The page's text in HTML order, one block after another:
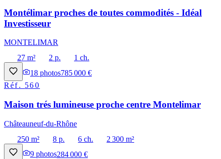
Montélimar proches de toutes commodités - Idéal
Investisseur
MONTELIMAR
27 m²
2 p.
1 ch.
18 photos785 000 €
Réf. 560
Maison trés lumineuse proche centre Montelimar
Châteauneuf-du-Rhône
250 m²
8 p. 6 ch.
2 300 m²
9 photos284 000 €